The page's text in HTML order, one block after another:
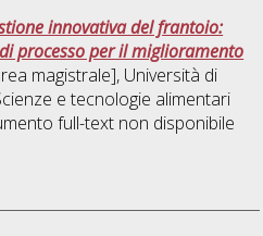
innovativa del frantoio:
processo per il miglioramento
magistrale], Università di
e tecnologie alimentari
full-text non disponibile